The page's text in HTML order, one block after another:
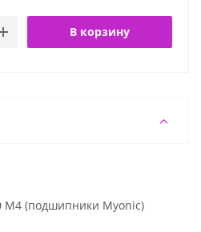
В корзину
(подшипники Myonic)